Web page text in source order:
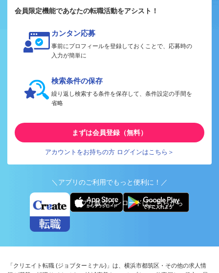
会員限定機能であなたの転職活動をアシスト！
カンタン応募
事前にプロフィールを登録しておくことで、応募時の
入力が簡単に
検索条件の保存
繰り返し検索する条件を保存して、条件設定の手間を
省略
まずは会員登録（無料）
アカウントをお持ちの方 ログインはこちら＞
＼アプリのご利用でもっと便利に！／
アプリ版ダウンロードはこちらから
「クリエイト転職 (ジョブターミナル)」は、横浜市都筑区・その他の求人情